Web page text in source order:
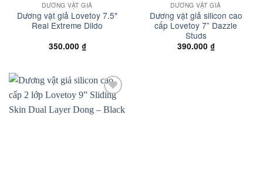
DƯƠNG VẬT GIẢ
Dương vật giả Lovetoy 7.5″
Real Extreme Dildo
350.000 ₫
DƯƠNG VẬT GIẢ
Dương vật giả silicon cao
cấp Lovetoy 7” Dazzle
Studs
390.000 ₫
Add to
wishlist